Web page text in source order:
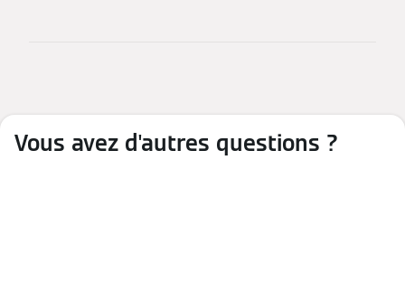
Vous avez d'autres questions ?